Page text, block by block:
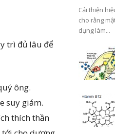
trì đủ lâu để
ông.
suy giảm.
thích thần
Cải thiện
cho rằng
dụng làm...